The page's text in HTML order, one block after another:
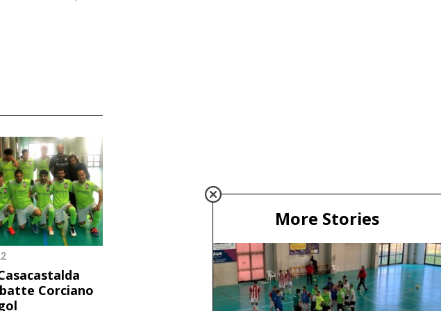
Corciano
More Stories